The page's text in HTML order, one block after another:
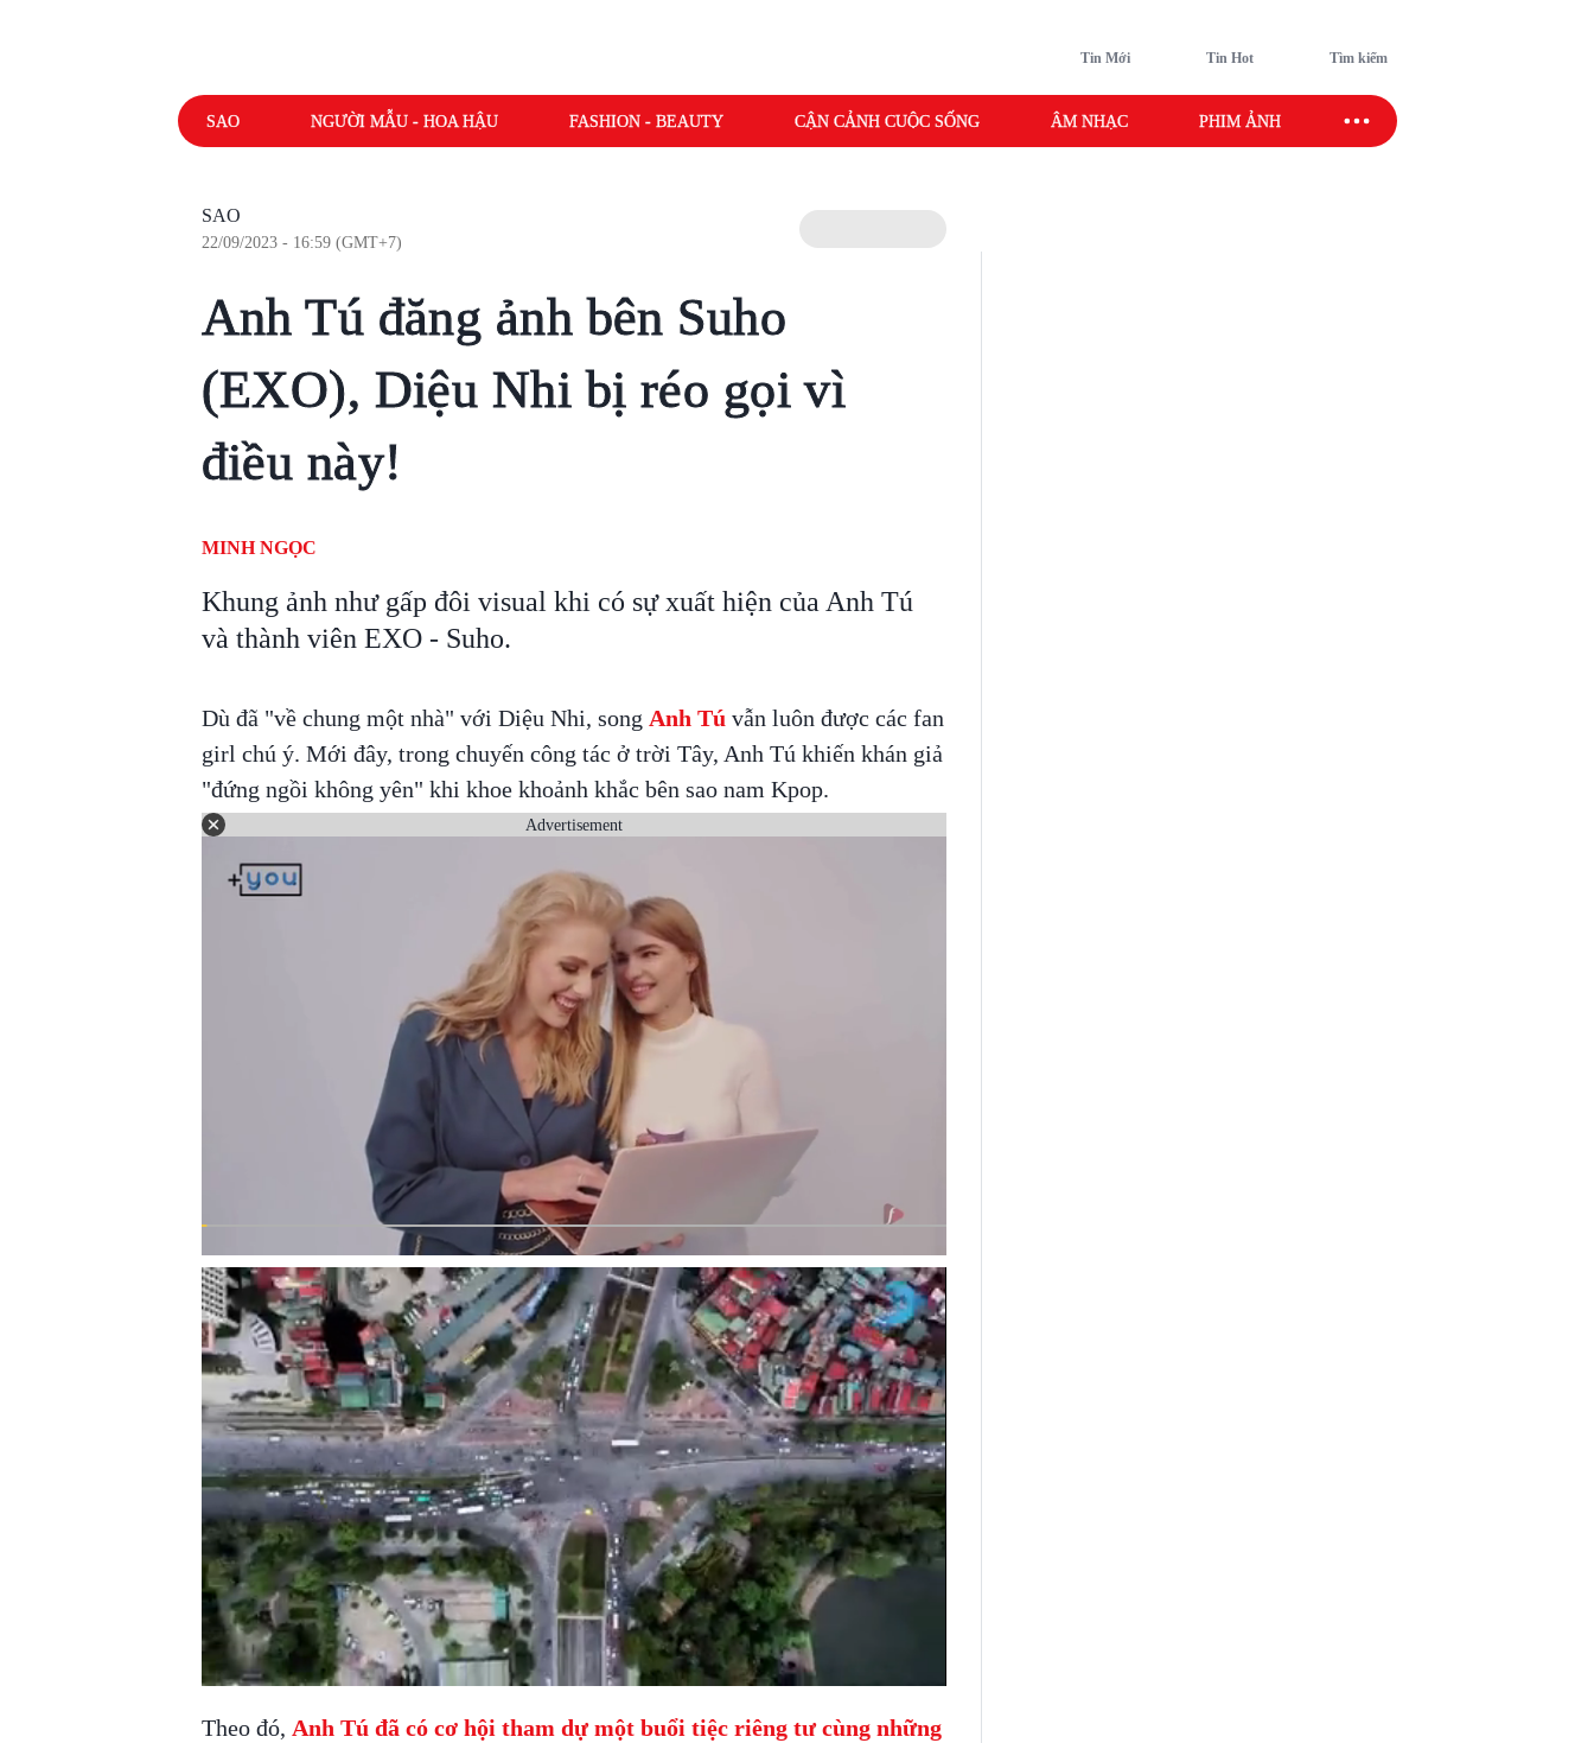
Tin Mới Tin Hot Tìm kiếm
SAO NGƯỜI MẪU - HOA HẬU FASHION - BEAUTY CẬN CẢNH CUỘC SỐNG ÂM NHẠC PHIM ẢNH SAO SPORT
SAO
22/09/2023 - 16:59 (GMT+7)
Anh Tú đăng ảnh bên Suho
(EXO), Diệu Nhi bị réo gọi vì
điều này!
MINH NGỌC
Khung ảnh như gấp đôi visual khi có sự xuất hiện của Anh Tú
và thành viên EXO - Suho.
Dù đã "về chung một nhà" với Diệu Nhi, song Anh Tú vẫn luôn được các fan
girl chú ý. Mới đây, trong chuyến công tác ở trời Tây, Anh Tú khiến khán giả
"đứng ngồi không yên" khi khoe khoảnh khắc bên sao nam Kpop.
Advertisement
Theo đó, Anh Tú đã có cơ hội tham dự một buổi tiệc riêng tư cùng những